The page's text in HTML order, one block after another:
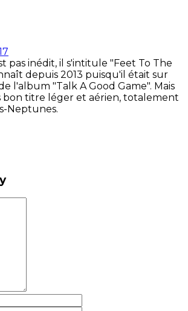
pas inédit, il s'intitule "Feet To The
depuis 2013 puisqu'il était sur
l'album "Talk A Good Game". Mais
bon titre léger et aérien, totalement
Neptunes.